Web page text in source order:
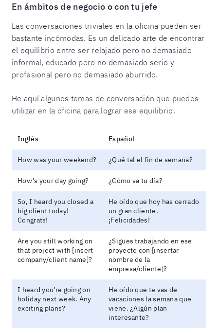
En ámbitos de negocio o con tu jefe
Las conversaciones triviales en la oficina pueden ser
bastante incómodas. Es un delicado arte de encontrar
el equilibrio entre ser relajado pero no demasiado
informal, educado pero no demasiado serio y
profesional pero no demasiado aburrido.
He aquí algunos temas de conversación que puedes
utilizar en la oficina para lograr ese equilibrio.
Inglés Español
How was your weekend? ¿Qué tal el fin de semana?
How’s your day going? ¿Cómo va tu día?
So, I heard you closed a
big client today!
Congrats!
He oído que hoy has cerrado
un gran cliente.
¡Felicidades!
Are you still working on
that project with [insert
company/client name]?
¿Sigues trabajando en ese
proyecto con [insertar
nombre de la
empresa/cliente]?
I heard you’re going on
holiday next week. Any
exciting plans?
He oído que te vas de
vacaciones la semana que
viene. ¿Algún plan
interesante?